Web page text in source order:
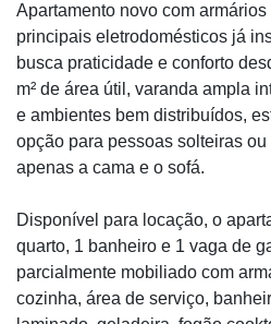
Apartamento novo com
principais eletrodomésticos já
busca praticidade e conforto
m² de área útil, varanda ampla
e ambientes bem distribuídos,
opção para pessoas solteiras
apenas a cama e o sofá.
Disponível para locação, o
quarto, 1 banheiro e 1 vaga de
parcialmente mobiliado com
cozinha, área de serviço,